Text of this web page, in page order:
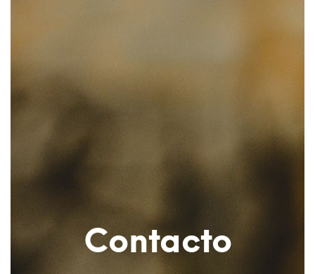
Contacto